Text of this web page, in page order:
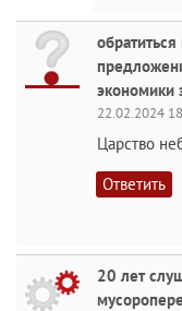
экономики
22.02.2024
Царство
Ответить
20 лет